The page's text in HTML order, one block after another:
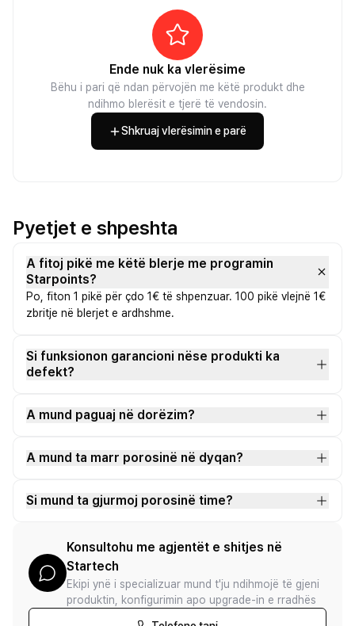
Ende nuk ka vlerësime
Bëhu i pari që ndan përvojën me këtë produkt dhe
ndihmo blerësit e tjerë të vendosin.
Shkruaj vlerësimin e parë
Pyetjet e shpeshta
A fitoj pikë me këtë blerje me programin
Starpoints?
Po, fiton 1 pikë për çdo 1€ të shpenzuar. 100 pikë vlejnë 1€
zbritje në blerjet e ardhshme.
Si funksionon garancioni nëse produkti ka
defekt?
A mund paguaj në dorëzim?
A mund ta marr porosinë në dyqan?
Si mund ta gjurmoj porosinë time?
Konsultohu me agjentët e shitjes në
Startech
Ekipi ynë i specializuar mund t'ju ndihmojë të gjeni
produktin, konfigurimin apo upgrade-in e rradhës